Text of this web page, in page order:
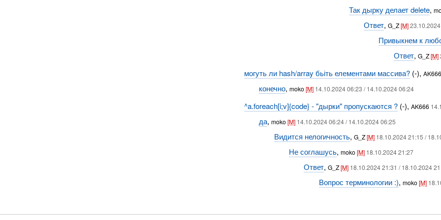
Так дырку делает delete,
Ответ,G_Z[M]
Привыкнем к
Ответ, G_Z[M]
могуть ли hash/array бьіть елементами массива?(-),
конечно,moko[M] 14.10.2024 06:23 / 14.10.2024 06:24
^a.foreach[i;v]{code} - "дырки" пропускаются ?(-), AK666
да,moko[M] 14.10.2024 06:24 / 14.10.2024 06:25
Видится нелогичность, G_Z[M] 18.10.2024 21:15 /
Не соглашусь,moko[M] 18.10.2024 21:27
Ответ,G_Z[M] 18.10.2024 21:31 / 18.10.2024
Вопрос терминологии :), moko[M]